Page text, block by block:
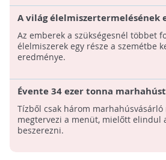
A világ élelmiszertermelésének
kárba a túlfogyasztás és
Az emberek a szükségesnél többet
élelmiszerek egy része a szemétbe
eredménye.
Évente 34 ezer tonna
szemétbe a brit háztartások!
Tízből csak három marhahúsvásárló
megtervezi a menüt, mielőtt elindul
beszerezni.